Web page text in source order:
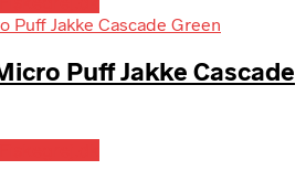
Puff Jakke Cascade